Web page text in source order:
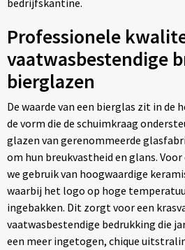
bedrijfskantine.
Professionele
vaatwasbestendige
bierglazen
De waarde van een bierglas zit in de
de vorm die de schuimkraag
glazen van gerenommeerde
om hun breukvastheid en glans.
we gebruik van hoogwaardige
waarbij het logo op hoge
ingebakken. Dit zorgt voor een
vaatwasbestendige bedrukking die
een meer ingetogen, chique